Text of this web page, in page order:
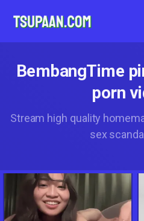
BembangTime
porn
Stream high quality
sex